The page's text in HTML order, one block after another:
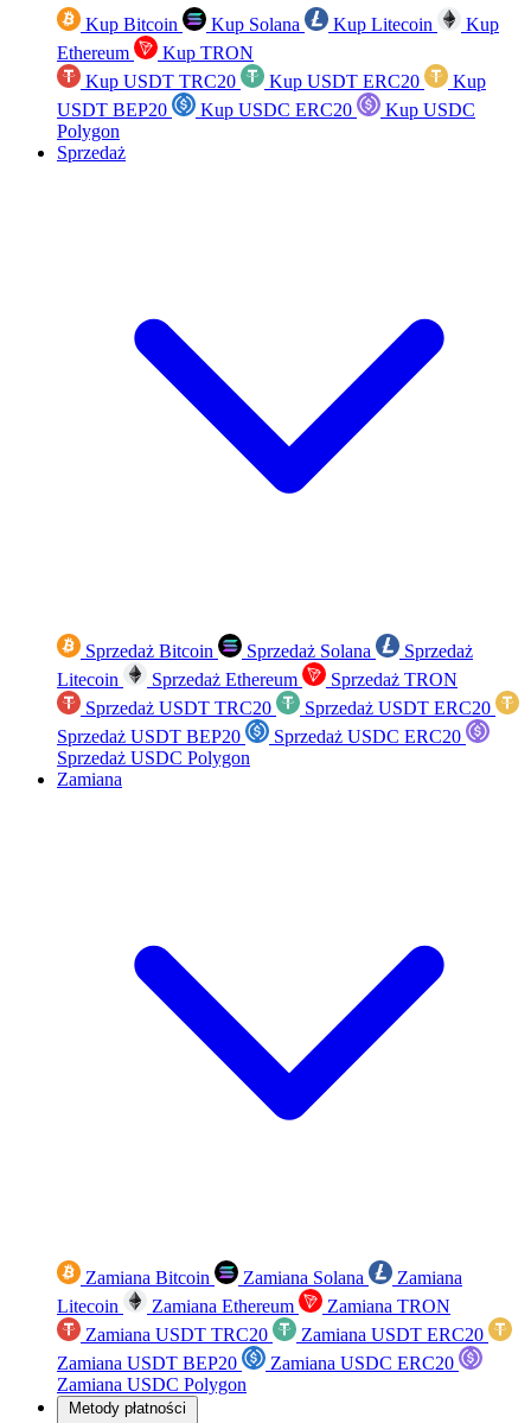
Kup Bitcoin Kup Solana Kup Litecoin
Kup
Ethereum
Kup TRON
Kup USDT TRC20
Kup USDT ERC20
Kup
USDT BEP20
Kup USDC ERC20
Kup USDC
Polygon
Sprzedaż
Sprzedaż Bitcoin Sprzedaż Solana
Sprzedaż
Litecoin
Sprzedaż Ethereum
Sprzedaż TRON
Sprzedaż USDT TRC20
Sprzedaż USDT ERC20
Sprzedaż USDT BEP20
Sprzedaż USDC ERC20
Sprzedaż USDC Polygon
Zamiana
Zamiana Bitcoin Zamiana Solana
Zamiana
Litecoin
Zamiana Ethereum
Zamiana TRON
Zamiana USDT TRC20
Zamiana USDT ERC20
Zamiana USDT BEP20
Zamiana USDC ERC20
Zamiana USDC Polygon
Metody płatności